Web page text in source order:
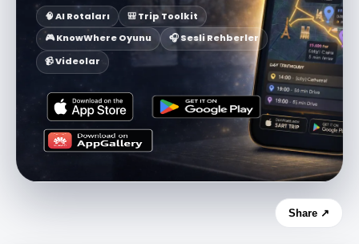
🧠 AI Rotaları
🎒 Trip Toolkit
🎮 KnowWhere Oyunu
🎧 Sesli Rehberler
📹 Videolar
Share ↗